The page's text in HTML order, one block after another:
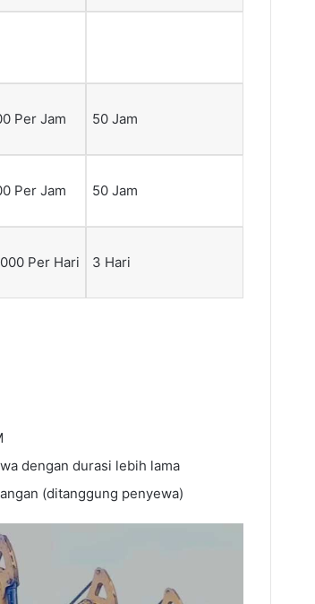
Per Jam 50 Jam
Per Jam 50 Jam
Per Hari 3 Hari
dengan durasi lebih lama
(ditanggung penyewa)